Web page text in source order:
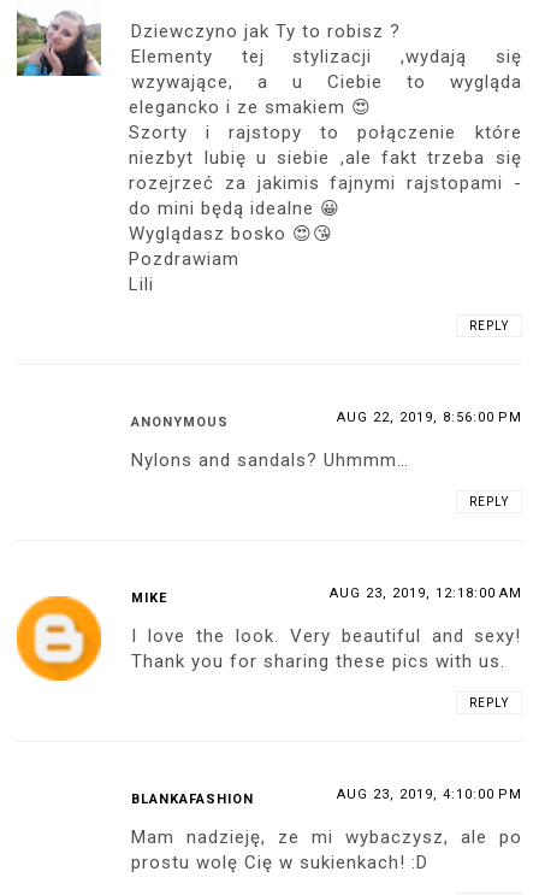
Dziewczyno jak Ty to robisz ?
Elementy tej stylizacji ,wydają się
wzywające, a u Ciebie to wygląda
elegancko i ze smakiem 😍
Szorty i rajstopy to połączenie które
niezbyt lubię u siebie ,ale fakt trzeba się
rozejrzeć za jakimis fajnymi rajstopami -
do mini będą idealne 😀
Wyglądasz bosko 😍😘
Pozdrawiam
Lili
REPLY
ANONYMOUS AUG 22, 2019, 8:56:00 PM
Nylons and sandals? Uhmmm…
REPLY
MIKE AUG 23, 2019, 12:18:00 AM
I love the look. Very beautiful and sexy!
Thank you for sharing these pics with us.
REPLY
BLANKAFASHION AUG 23, 2019, 4:10:00 PM
Mam nadzieję, ze mi wybaczysz, ale po
prostu wolę Cię w sukienkach! :D